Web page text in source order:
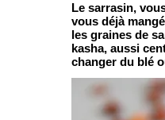
Le sarrasin,
vous déjà
les graines de
kasha, aussi
changer du blé